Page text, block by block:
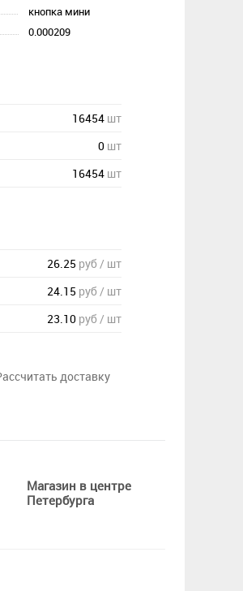
кнопка мини
0.000209
16454 шт
0 шт
16454 шт
26.25 руб / шт
24.15 руб / шт
23.10 руб / шт
доставку
Магазин в центре
Петербурга